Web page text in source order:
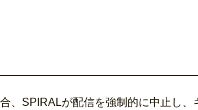
、SPIRALが配信を強制的に中止し